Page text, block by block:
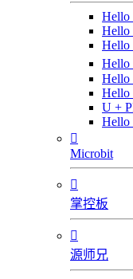
Hello
Hello
Hello
Hello
Hello
Hello
U +
Hello

Microbit

掌控板

源师兄